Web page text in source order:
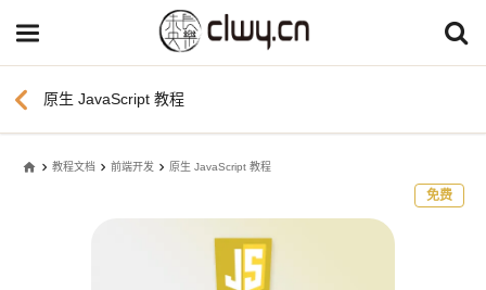
chevron_left 原生 JavaScript 教程
home 教程文档 前端开发 原生 JavaScript 教程
免费